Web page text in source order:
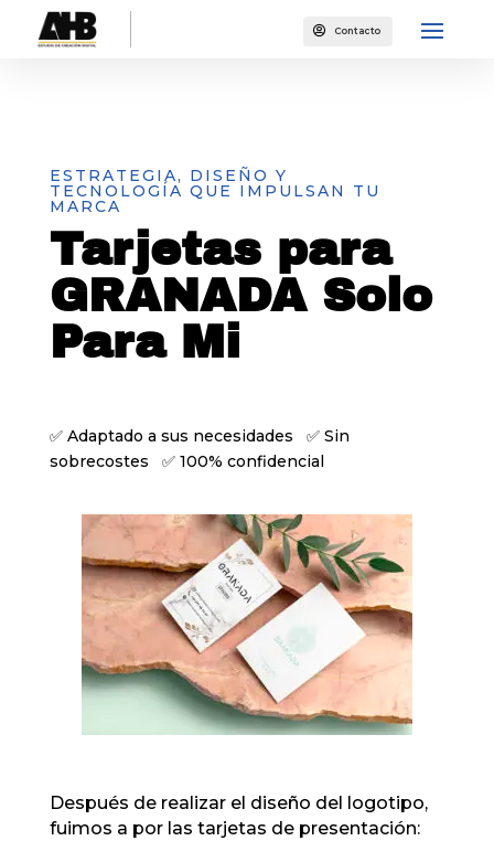
 Contacto
ESTRATEGIA, DISEÑO Y
TECNOLOGÍA QUE IMPULSAN TU
MARCA
Tarjetas para
GRANADA Solo
Para Mi
✅ Adaptado a sus necesidades ✅ Sin
sobrecostes ✅ 100% confidencial
Después de realizar el diseño del logotipo,
fuimos a por las tarjetas de presentación: